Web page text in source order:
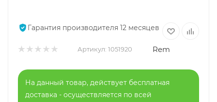
Гарантия производителя 12 месяцев
Артикул: 1051920 Rem
На данный товар, действует бесплатная
доставка - осуществляется по всей